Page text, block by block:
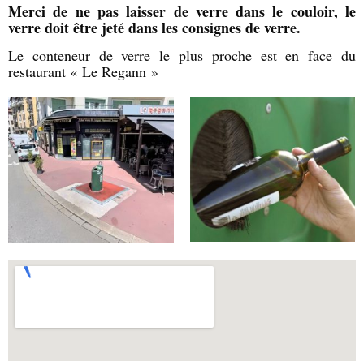
Merci de ne pas laisser de verre dans le couloir, le
verre doit être jeté dans les consignes de verre.
Le conteneur de verre le plus proche est en face du
restaurant « Le Regann »